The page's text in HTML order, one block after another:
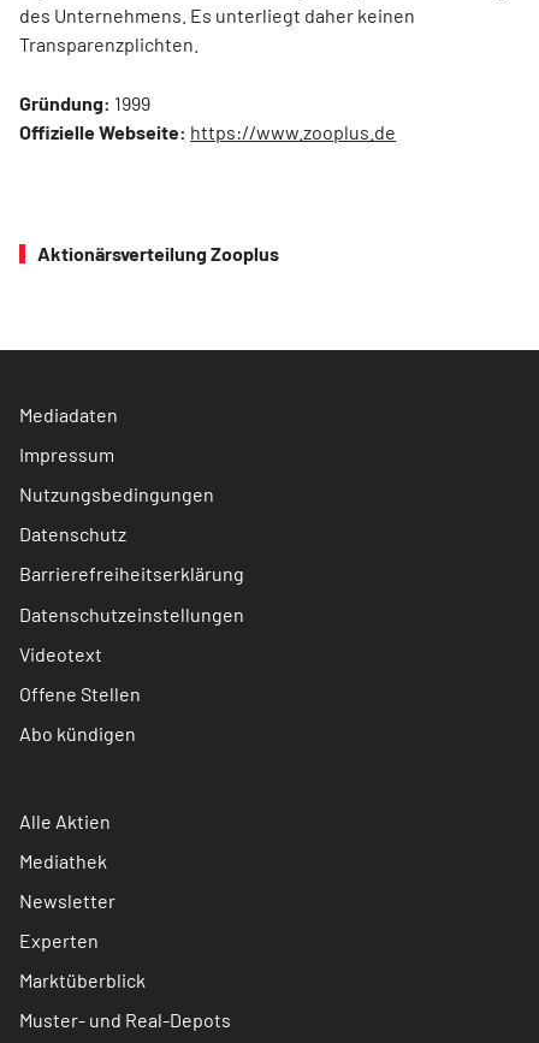
des Unternehmens. Es unterliegt daher keinen
Transparenzplichten.
Gründung: 1999
Offizielle Webseite: https://www.zooplus.de
Aktionärsverteilung Zooplus
Mediadaten
Impressum
Nutzungsbedingungen
Datenschutz
Barrierefreiheitserklärung
Datenschutzeinstellungen
Videotext
Offene Stellen
Abo kündigen
Alle Aktien
Mediathek
Newsletter
Experten
Marktüberblick
Muster- und Real-Depots